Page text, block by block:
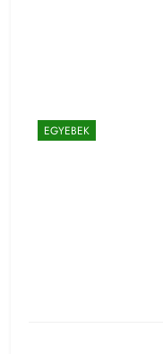
EGYEBEK